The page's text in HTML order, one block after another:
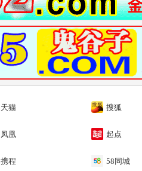
天猫 搜狐
凤凰 起点
携程 58同城